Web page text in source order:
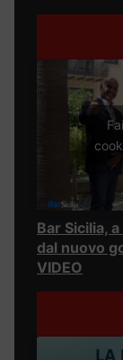
Bar Sicilia,
dal nuovo
VIDEO